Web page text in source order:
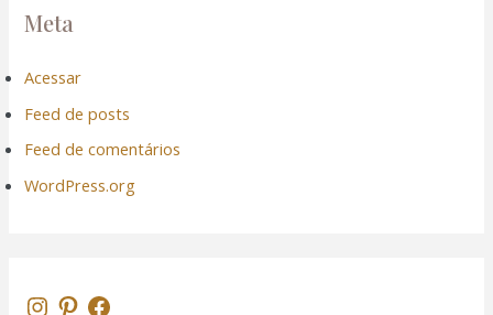
Meta
Acessar
Feed de posts
Feed de comentários
WordPress.org